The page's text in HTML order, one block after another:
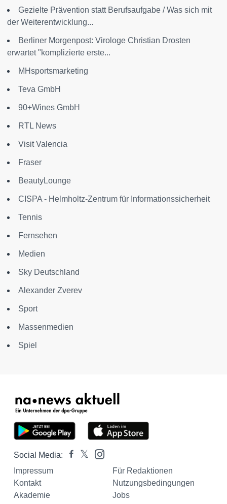
Gezielte Prävention statt Berufsaufgabe / Was sich mit
der Weiterentwicklung...
Berliner Morgenpost: Virologe Christian Drosten
erwartet "komplizierte erste...
MHsportsmarketing
Teva GmbH
90+Wines GmbH
RTL News
Visit Valencia
Fraser
BeautyLounge
CISPA - Helmholtz-Zentrum für Informationssicherheit
Tennis
Fernsehen
Medien
Sky Deutschland
Alexander Zverev
Sport
Massenmedien
Spiel
Social Media:
Impressum
Für Redaktionen
Kontakt
Nutzungsbedingungen
Akademie
Jobs